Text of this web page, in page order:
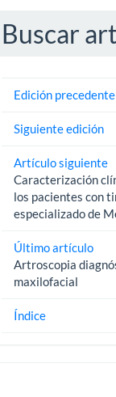
Buscar
Edición precedente
Siguiente edición
Artículo siguiente
Caracterización
los pacientes con
especializado de
Último artículo
Artroscopia
maxilofacial
Índice